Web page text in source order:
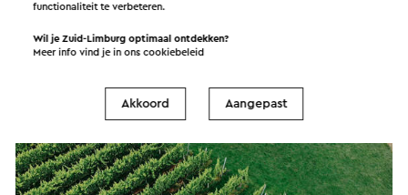
functionaliteit te verbeteren.
Wil je Zuid-Limburg optimaal ontdekken?
Meer info vind je in onscookiebeleid
Akkoord Aangepast